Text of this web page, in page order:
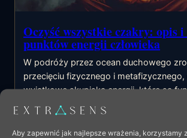
Aby zapewnić jak najlepsze wrażenia, korzystamy
Oczyść wszystkie czakry: opis i
punktów energii człowieka
W podróży przez ocean duchowego
przecięciu fizycznego i
wyjątkowe skupiska energii, które są
Czytaj dalej